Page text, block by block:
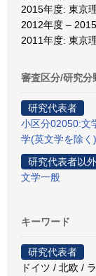
2015年度: 東京
2012年度 –
2011年度: 東京
審査区分/研究分
研究代表者
小区分02050:文
学(英文学を除く)
研究代表者以外
文学一般
キーワード
研究代表者
ドイツ / 北欧 /